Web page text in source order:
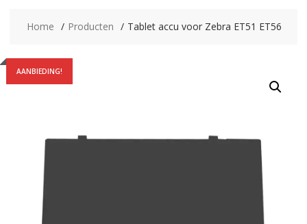
Home Producten Tablet accu voor Zebra ET51 ET56
AANBIEDING!